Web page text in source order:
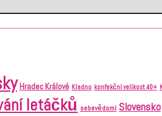
Hradec Králové Kladno konfekční velikost 40+
letáčků sebevědomí Slovensko